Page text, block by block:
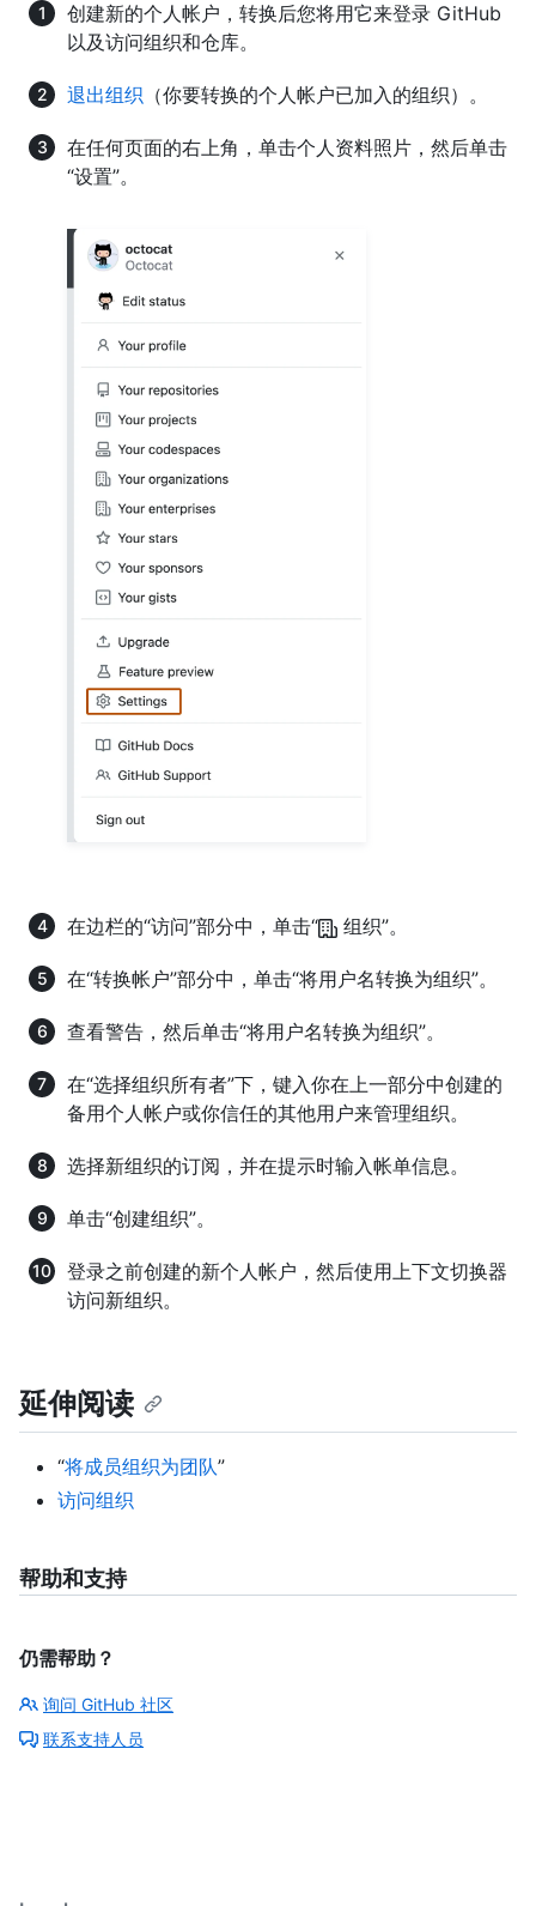
创建新的个人帐户，转换后您将用它来登录 GitHub
以及访问组织和仓库。
退出组织 （你要转换的个人帐户已加入的组织）。
在任何页面的右上角，单击个人资料照片，然后单击
“设置”。
在边栏的“访问”部分中，单击“ 组织”。
在“转换帐户”部分中，单击“将用户名转换为组织”。
查看警告，然后单击“将用户名转换为组织”。
在“选择组织所有者”下，键入你在上一部分中创建的
备用个人帐户或你信任的其他用户来管理组织。
选择新组织的订阅，并在提示时输入帐单信息。
单击“创建组织”。
登录之前创建的新个人帐户，然后使用上下文切换器
访问新组织。
延伸阅读
“将成员组织为团队”
访问组织
帮助和支持
仍需帮助？
询问 GitHub 社区
联系支持人员